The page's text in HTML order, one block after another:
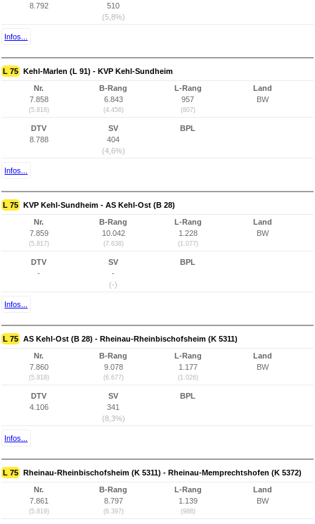
8.792
510
(5,8%)
Infos...
L 75 Kehl-Marlen (L 91) - KVP Kehl-Sundheim
Nr.
7.858
(5.816)
B-Rang
6.843
(4.456)
L-Rang
957
(807)
Land
BW
DTV
8.788
SV
404
(4,6%)
BPL
Infos...
L 75 KVP Kehl-Sundheim - AS Kehl-Ost (B 28)
Nr.
7.859
(5.817)
B-Rang
10.042
(7.638)
L-Rang
1.228
(1.077)
Land
BW
DTV
-
SV
-
(-)
BPL
Infos...
L 75 AS Kehl-Ost (B 28) - Rheinau-Rheinbischofsheim (K 5311)
Nr.
7.860
(5.818)
B-Rang
9.078
(6.677)
L-Rang
1.177
(1.026)
Land
BW
DTV
4.106
SV
341
(8,3%)
BPL
Infos...
L 75 Rheinau-Rheinbischofsheim (K 5311) - Rheinau-Memprechtshofen (K 5372)
Nr.
7.861
(5.819)
B-Rang
8.797
(6.397)
L-Rang
1.139
(988)
Land
BW